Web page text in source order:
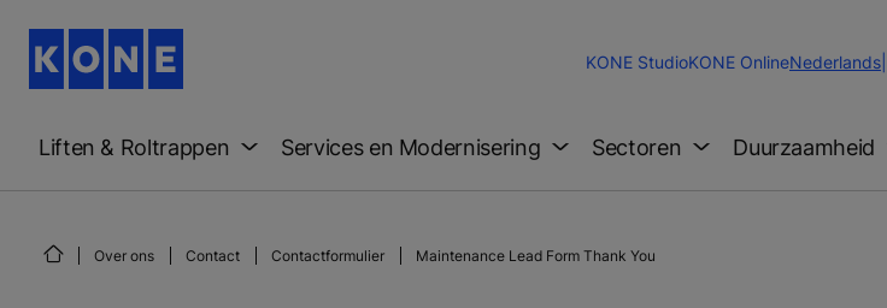
KONE StudioKONE OnlineChange
Nederlands
Liften & Roltrappen Services en Modernisering Sectoren Duurzaamheid
Over ons Contact Contactformulier Maintenance Lead Form Thank You